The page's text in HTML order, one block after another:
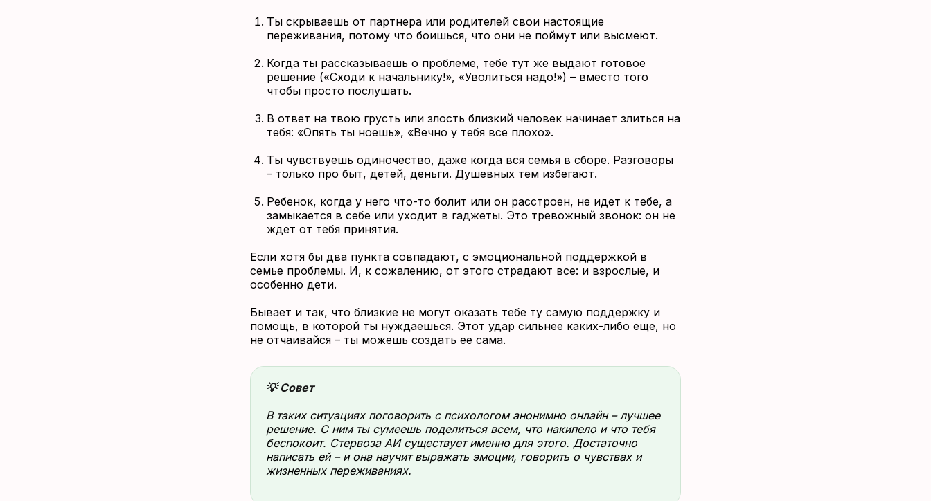
Ты скрываешь от партнера или родителей свои настоящие
переживания, потому что боишься, что они не поймут или высмеют.
Когда ты рассказываешь о проблеме, тебе тут же выдают готовое
решение («Сходи к начальнику!», «Уволиться надо!») – вместо того
чтобы просто послушать.
В ответ на твою грусть или злость близкий человек начинает злиться на
тебя: «Опять ты ноешь», «Вечно у тебя все плохо».
Ты чувствуешь одиночество, даже когда вся семья в сборе. Разговоры
– только про быт, детей, деньги. Душевных тем избегают.
Ребенок, когда у него что-то болит или он расстроен, не идет к тебе, а
замыкается в себе или уходит в гаджеты. Это тревожный звонок: он не
ждет от тебя принятия.
Если хотя бы два пункта совпадают, с эмоциональной поддержкой в
семье проблемы. И, к сожалению, от этого страдают все: и взрослые, и
особенно дети.
Бывает и так, что близкие не могут оказать тебе ту самую поддержку и
помощь, в которой ты нуждаешься. Этот удар сильнее каких-либо еще, но
не отчаивайся – ты можешь создать ее сама.
💡 Совет
В таких ситуациях поговорить с психологом анонимно онлайн – лучшее
решение. С ним ты сумеешь поделиться всем, что накипело и что тебя
беспокоит. Стервоза АИ существует именно для этого. Достаточно
написать ей – и она научит выражать эмоции, говорить о чувствах и
жизненных переживаниях.